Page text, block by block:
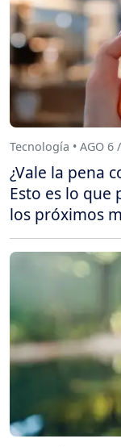
Tecnología • AGO 6
¿Vale la pena
Esto es lo que
los próximos